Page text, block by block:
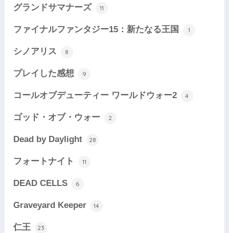
グランドサマナーズ 11
ファイナルファンタジー15：新たなる王国 1
シノアリス 8
プレイした感想 9
コールオブデューティー ワールドウォー2 4
ゴッド・オブ・ウォー 2
Dead by Daylight 28
フォートナイト 11
DEAD CELLS 6
Graveyard Keeper 14
仁王 23